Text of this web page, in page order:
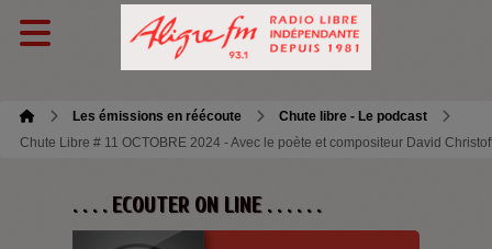
Les émissions en réécoute
Chute libre - Le podcast
Chute Libre # 11 OCTOBRE 2024 - Avec le poète et compositeur David
. . . . ECOUTER ON LINE . . . . . .